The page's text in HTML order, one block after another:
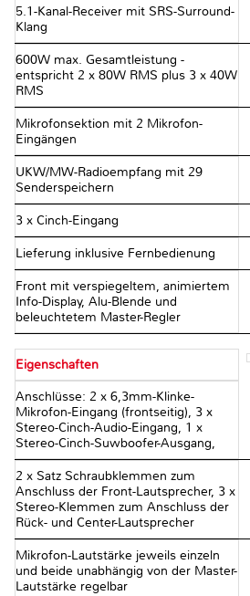
5.1-Kanal-Receiver mit SRS-Surround-
Klang
600W max. Gesamtleistung -
entspricht 2 x 80W RMS plus 3 x 40W
RMS
Mikrofonsektion mit 2 Mikrofon-
Eingängen
UKW/MW-Radioempfang mit 29
Senderspeichern
3 x Cinch-Eingang
Lieferung inklusive Fernbedienung
Front mit verspiegeltem, animiertem
Info-Display, Alu-Blende und
beleuchtetem Master-Regler
Eigenschaften
Anschlüsse: 2 x 6,3mm-Klinke-
Mikrofon-Eingang (frontseitig), 3 x
Stereo-Cinch-Audio-Eingang, 1 x
Stereo-Cinch-Suwboofer-Ausgang,
2 x Satz Schraubklemmen zum
Anschluss der Front-Lautsprecher, 3 x
Stereo-Klemmen zum Anschluss der
Rück- und Center-Lautsprecher
Mikrofon-Lautstärke jeweils einzeln
und beide unabhängig von der Master-
Lautstärke regelbar